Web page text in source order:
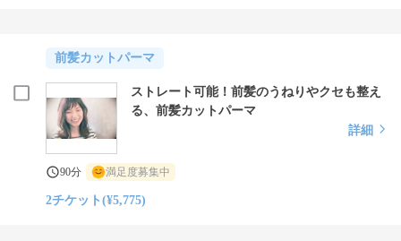
前髪カットパーマ
ストレート可能！前髪のうねりやクセも整え
る、前髪カットパーマ
詳細
90分 満足度募集中
2チケット(¥5,775)